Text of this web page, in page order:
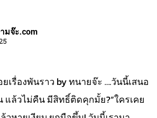
มจ๊ะ.com
ยเรื่องพันราว by ทนายจ๊ะ ….วันนี้เสนอ
แล้วไม่คืน มีสิทธิ์ติดคุกมั้ย?”ใครเคย